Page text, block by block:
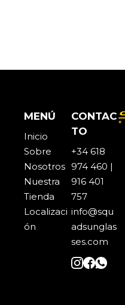
MENÚ
Inicio
Sobre
Nosotros
Nuestra
Tienda
Localizaci
ón
CONTAC
TO
+34 618
974 460 |
916 401
757
info@squ
adsunglas
ses.com